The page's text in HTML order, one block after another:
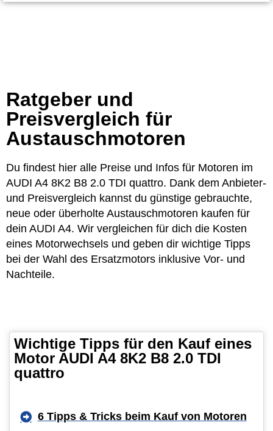
Ratgeber und
Preisvergleich für
Austauschmotoren
Du findest hier alle Preise und Infos für Motoren im
AUDI A4 8K2 B8 2.0 TDI quattro. Dank dem Anbieter-
und Preisvergleich kannst du günstige gebrauchte,
neue oder überholte Austauschmotoren kaufen für
dein AUDI A4. Wir vergleichen für dich die Kosten
eines Motorwechsels und geben dir wichtige Tipps
bei der Wahl des Ersatzmotors inklusive Vor- und
Nachteile.
Wichtige Tipps für den Kauf eines
Motor AUDI A4 8K2 B8 2.0 TDI
quattro
6 Tipps & Tricks beim Kauf von Motoren